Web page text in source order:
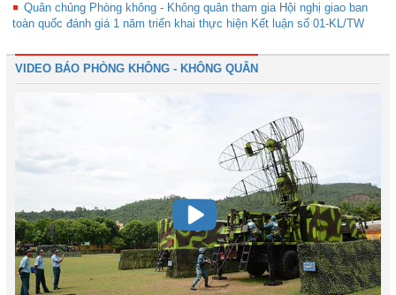
Quân chủng Phòng không - Không quân tham gia Hội nghị giao ban
toàn quốc đánh giá 1 năm triển khai thực hiện Kết luận số 01-KL/TW
VIDEO BÁO PHÒNG KHÔNG - KHÔNG QUÂN